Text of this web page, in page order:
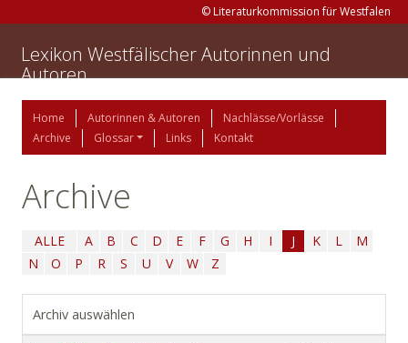
© Literaturkommission für Westfalen
Lexikon Westfälischer Autorinnen und
Autoren
Home Autorinnen & Autoren
Nachlässe/Vorlässe
Archive
Glossar Links Kontakt
Archive
ALLE A B C D E F G H I J K L
M
N
O P R S U V W Z
Archiv auswählen